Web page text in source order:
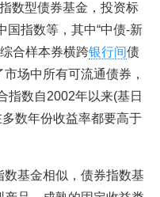
数型债券基金，投资标
国指数等，其中“中债-新
合样本券横跨银行间债
场中所有可流通债券，
指数自2002年以来(基日
数年份收益率都要高于
基金相似，债券指数基